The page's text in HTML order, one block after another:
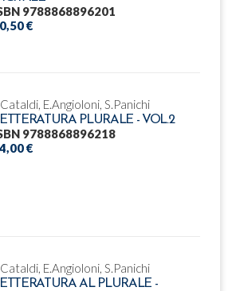
9788868896201
€
E.Angioloni, S.Panichi
PLURALE - VOL.2
9788868896218
€
E.Angioloni, S.Panichi
AL PLURALE -